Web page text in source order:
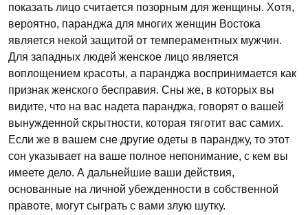
показать лицо считается позорным для женщины. Хотя,
вероятно, паранджа для многих женщин Востока
является некой защитой от темпераментных мужчин.
Для западных людей женское лицо является
воплощением красоты, а паранджа воспринимается как
признак женского бесправия. Сны же, в которых вы
видите, что на вас надета паранджа, говорят о вашей
вынужденной скрытности, которая тяготит вас самих.
Если же в вашем сне другие одеты в паранджу, то этот
сон указывает на ваше полное непонимание, с кем вы
имеете дело. А дальнейшие ваши действия,
основанные на личной убежденности в собственной
правоте, могут сыграть с вами злую шутку.